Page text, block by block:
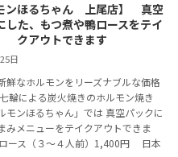
ンほるちゃん 上尾店】 真空
した、もつ煮や鴨ロースをテイ
クアウトできます
日
鮮なホルモンをリーズナブルな価格
輪による炭火焼きのホルモン焼き
モンほるちゃん」では 真空パックに
みメニューをテイクアウトできま
ース（３～４人前）1,400円 日本